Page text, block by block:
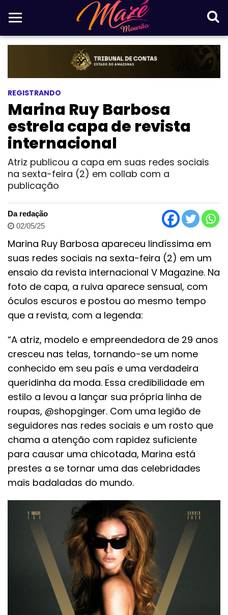
REGISTRANDO
Marina Ruy Barbosa
estrela capa de revista
internacional
Atriz publicou a capa em suas redes sociais
na sexta-feira (2) em collab com a
publicação
Da redação
02/05/25
Marina Ruy Barbosa apareceu lindíssima em
suas redes sociais na sexta-feira (2) em um
ensaio da revista internacional V Magazine. Na
foto de capa, a ruiva aparece sensual, com
óculos escuros e postou ao mesmo tempo
que a revista, com a legenda:
“A atriz, modelo e empreendedora de 29 anos
cresceu nas telas, tornando-se um nome
conhecido em seu país e uma verdadeira
queridinha da moda. Essa credibilidade em
estilo a levou a lançar sua própria linha de
roupas, @shopginger. Com uma legião de
seguidores nas redes sociais e um rosto que
chama a atenção com rapidez suficiente
para causar uma chicotada, Marina está
prestes a se tornar uma das celebridades
mais badaladas do mundo.